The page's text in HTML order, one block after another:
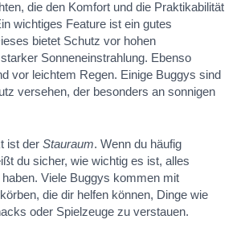
die den Komfort und die Praktikabilität
wichtiges Feature ist ein gutes
bietet Schutz vor hohen
Sonneneinstrahlung. Ebenso
vor leichtem Regen. Einige Buggys sind
versehen, der besonders an sonnigen
ist derStauraum. Wenn du häufig
du sicher, wie wichtig es ist, alles
haben. Viele Buggys kommen mit
die dir helfen können, Dinge wie
oder Spielzeuge zu verstauen.